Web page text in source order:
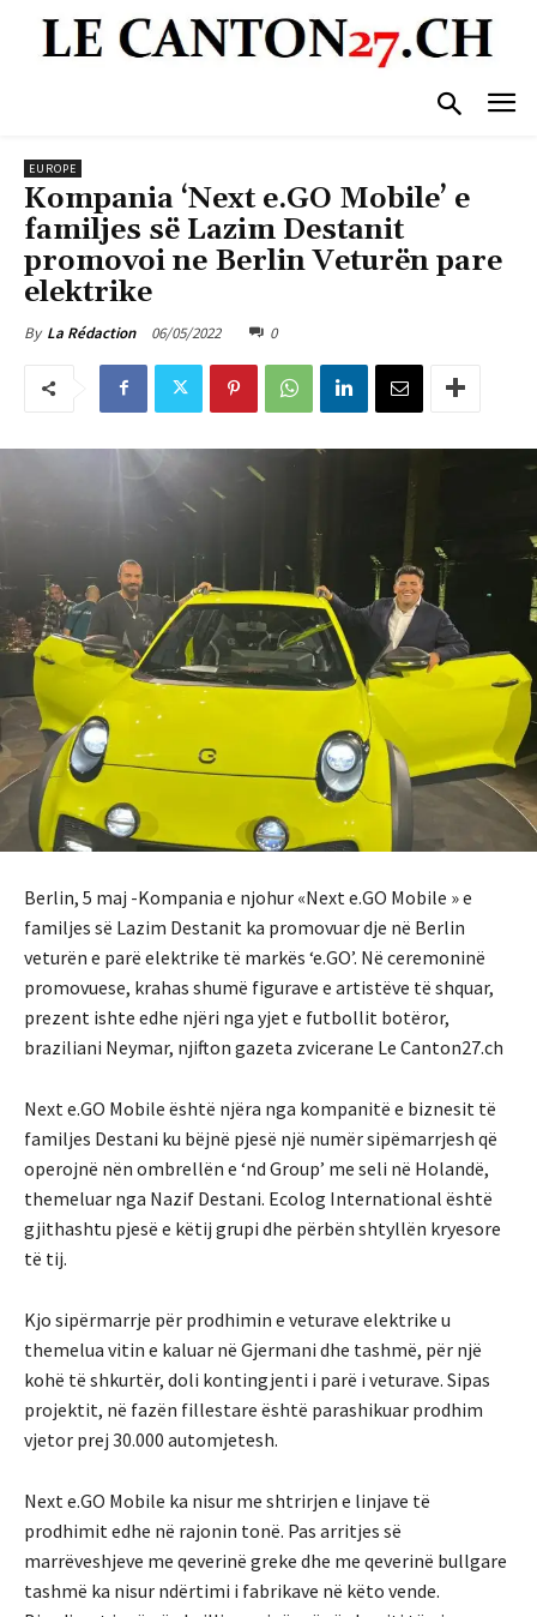
EUROPE
Kompania ‘Next e.GO Mobile’ e
familjes së Lazim Destanit
promovoi ne Berlin Veturën pare
elektrike
By La Rédaction 06/05/2022 0
Berlin, 5 maj -Kompania e njohur «Next e.GO Mobile » e
familjes së Lazim Destanit ka promovuar dje në Berlin
veturën e parë elektrike të markës ‘e.GO’. Në ceremoninë
promovuese, krahas shumë figurave e artistëve të shquar,
prezent ishte edhe njëri nga yjet e futbollit botëror,
braziliani Neymar, njifton gazeta zvicerane Le Canton27.ch
Next e.GO Mobile është njëra nga kompanitë e biznesit të
familjes Destani ku bëjnë pjesë një numër sipëmarrjesh që
operojnë nën ombrellën e ‘nd Group’ me seli në Holandë,
themeluar nga Nazif Destani. Ecolog International është
gjithashtu pjesë e këtij grupi dhe përbën shtyllën kryesore
të tij.
Kjo sipërmarrje për prodhimin e veturave elektrike u
themelua vitin e kaluar në Gjermani dhe tashmë, për një
kohë të shkurtër, doli kontingjenti i parë i veturave. Sipas
projektit, në fazën fillestare është parashikuar prodhim
vjetor prej 30.000 automjetesh.
Next e.GO Mobile ka nisur me shtrirjen e linjave të
prodhimit edhe në rajonin tonë. Pas arritjes së
marrëveshjeve me qeverinë greke dhe me qeverinë bullgare
tashmë ka nisur ndërtimi i fabrikave në këto vende.